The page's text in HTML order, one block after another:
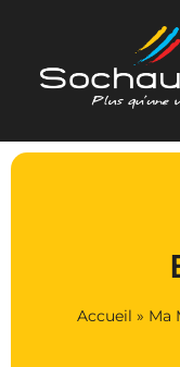
Accueil » Ma
Panneau de gestion